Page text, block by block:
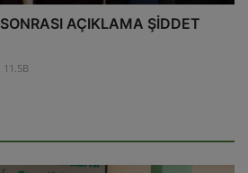
AÇIKLAMA ŞİDDET
11.5B